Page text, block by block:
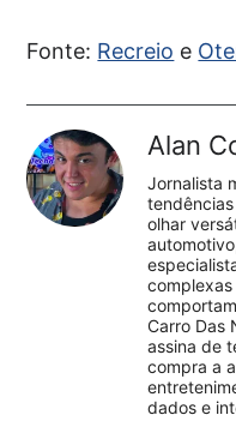
Fonte: Recreio e
Alan
Jornalista
olhar
Carro Das
assina de
compra a
dados e